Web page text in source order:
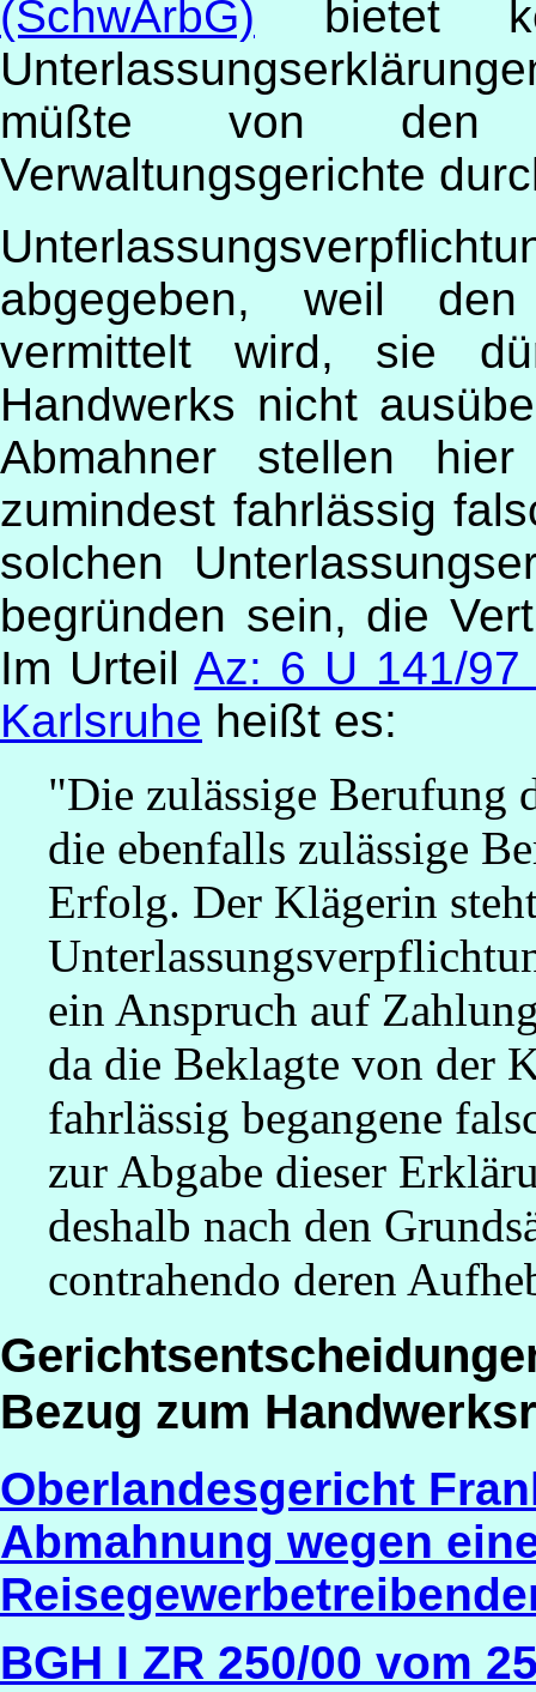
(SchwArbG) bietet
müßte von den
Verwaltungsgerichte
abgegeben, weil
vermittelt wird, sie
Handwerks nicht
Abmahner stellen
zumindest fahrlässig
solchen
begründen sein, die
Im UrteilAz: 6 U 141/97
Karlsruhe heißt es:
"Die zulässige Berufung
die ebenfalls zulässige
Erfolg. Der Klägerin
ein Anspruch auf
da die Beklagte von der
fahrlässig begangene
zur Abgabe dieser
deshalb nach den
contrahendo deren
Bezug zum
Oberlandesgericht
Abmahnung wegen
BGH I ZR 250/00 vom